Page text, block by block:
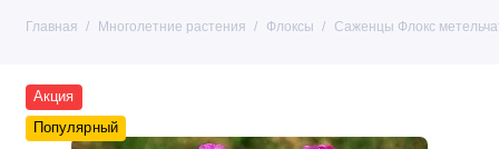
Главная Многолетние растения Флоксы Саженцы Флокс
Акция
Популярный